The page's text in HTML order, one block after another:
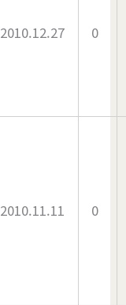
2010.12.27 0
2010.11.11 0